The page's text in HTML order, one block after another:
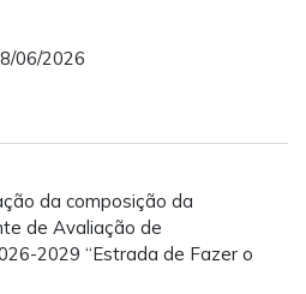
06/2026
da composição da
de Avaliação de
2029 “Estrada de Fazer o